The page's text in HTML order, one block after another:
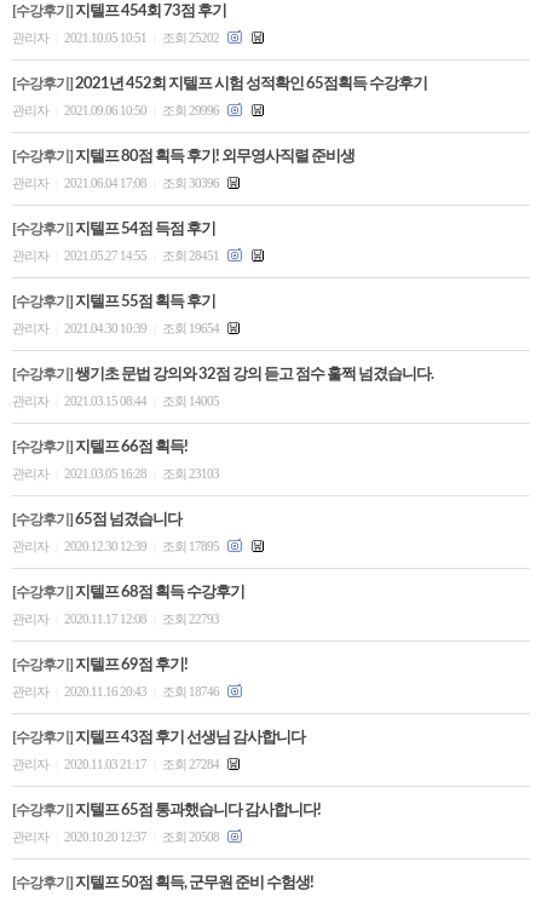
[수강후기] 지텔프 454회 73점 후기
관리자 2021.10.05 10:51 조회 25202
[수강후기]2021년 452회 지텔프 시험 성적확인 65점획득 수강후기
관리자 2021.09.06 10:50 조회 29996
[수강후기] 지텔프 80점 획득 후기! 외무영사직렬 준비생
관리자 2021.06.04 17:08 조회 30396
[수강후기] 지텔프 54점 득점 후기
관리자 2021.05.27 14:55 조회 28451
[수강후기] 지텔프 55점 획득 후기
관리자 2021.04.30 10:39 조회 19654
[수강후기]쌩기초 문법 강의와 32점 강의 듣고 점수 훌쩍 넘겼습니다.
관리자 2021.03.15 08:44 조회 14005
[수강후기] 지텔프 66점 획득!
관리자 2021.03.05 16:28 조회 23103
[수강후기]65점 넘겼습니다
관리자 2020.12.30 12:39 조회 17895
[수강후기] 지텔프 68점 획득 수강후기
관리자 2020.11.17 12:08 조회 22793
[수강후기] 지텔프 69점 후기!
관리자 2020.11.16 20:43 조회 18746
[수강후기] 지텔프 43점 후기 선생님 감사합니다
관리자 2020.11.03 21:17 조회 27284
[수강후기] 지텔프 65점 통과했습니다 감사합니다!
관리자 2020.10.20 12:37 조회 20508
[수강후기] 지텔프 50점 획득, 군무원 준비 수험생!